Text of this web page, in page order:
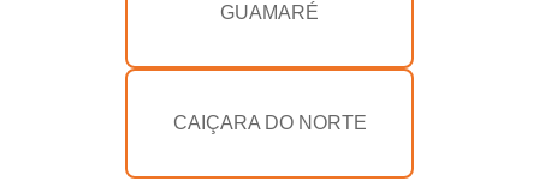
GUAMARÉ
CAIÇARA DO NORTE